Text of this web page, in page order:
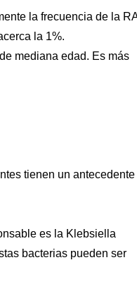
la frecuencia de la
la 1%.
mediana edad. Es más
tienen un antecedente
es la Klebsiella
bacterias pueden ser